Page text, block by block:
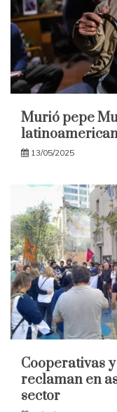
Murió pepe
13/05/2025
Cooperativas
reclaman en
sector